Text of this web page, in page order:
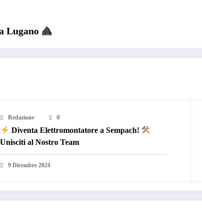
Lugano
Redazione 0
Diventa Elettromontatore a Sempach!
Unisciti al Nostro Team
9 Dicembre 2024